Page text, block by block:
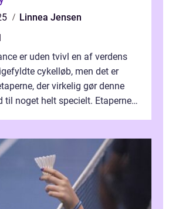
Linnea Jensen
er uden tvivl en af verdens
cykelløb, men det er
der virkelig gør denne
til noget helt specielt. Etaperne i